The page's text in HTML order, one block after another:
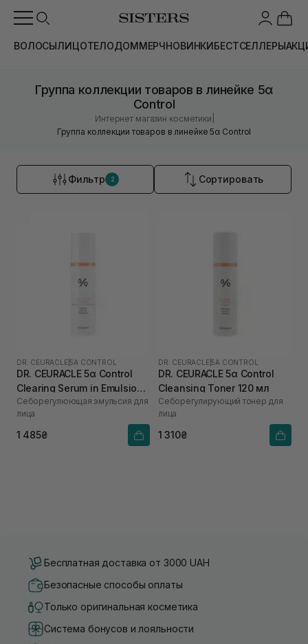
ВОЛОСЫЛИЦОТЕЛОДОММЕРЧНОВИНКИБЕСТСЕЛЛЕРЫ
Группа коллекции товаров в линейке 5α
Control
Интернет магазин косметики
Группа коллекции товаров в линейке 5α Control
Фильтр 2 Сортировать
DR. CEURACLE |5Α CONTROL
DR. CEURACLE 5α Control
Clearing Serum in Emulsion
100 мл
Себорегулюющая эмульсия для
лица
1 485₴
DR. CEURACLE |5Α CONTROL
DR. CEURACLE 5α Control
Cleansing Toner 120 мл
Себорегулирующий тонер для
лица
1 310₴
Бесплатная доставка от 3000 UAH
Безопасные способы оплаты
Только оригинальная косметика
Система бонусов и лояльности